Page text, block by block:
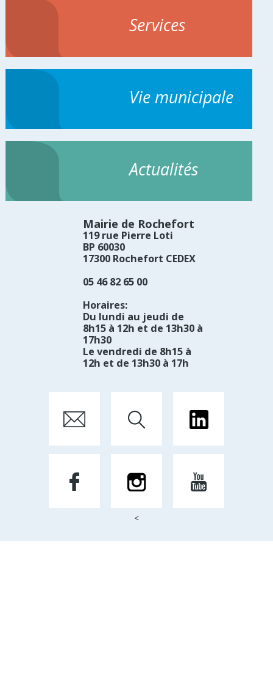
Services
Vie municipale
Actualités
Mairie de Rochefort
119 rue Pierre Loti
BP 60030
17300 Rochefort CEDEX
05 46 82 65 00
Horaires:
Du lundi au jeudi de
8h15 à 12h et de 13h30 à
17h30
Le vendredi de 8h15 à
12h et de 13h30 à 17h
<